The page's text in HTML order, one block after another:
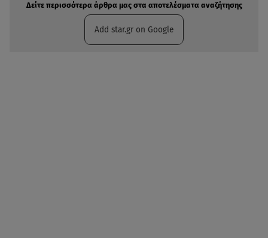
Δείτε περισσότερα άρθρα μας στα αποτελέσματα αναζήτησης
Add star.gr on Google